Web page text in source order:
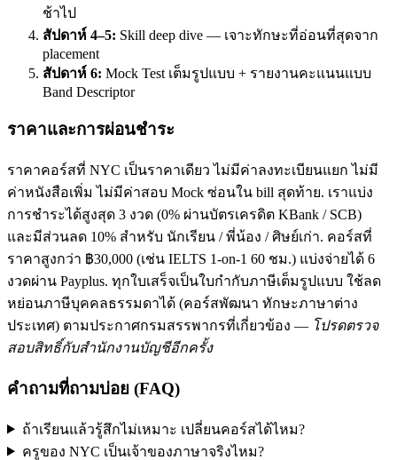
ช้าไป
สัปดาห์ 4–5: Skill deep dive — เจาะทักษะที่อ่อนที่สุดจาก
placement
สัปดาห์ 6: Mock Test เต็มรูปแบบ + รายงานคะแนนแบบ
Band Descriptor
ราคาและการผ่อนชำระ
ราคาคอร์สที่ NYC เป็นราคาเดียว ไม่มีค่าลงทะเบียนแยก ไม่มี
ค่าหนังสือเพิ่ม ไม่มีค่าสอบ Mock ซ่อนใน bill สุดท้าย. เราแบ่ง
การชำระได้สูงสุด 3 งวด (0% ผ่านบัตรเครดิต KBank / SCB)
และมีส่วนลด 10% สำหรับ นักเรียน / พี่น้อง / ศิษย์เก่า. คอร์สที่
ราคาสูงกว่า ฿30,000 (เช่น IELTS 1-on-1 60 ชม.) แบ่งจ่ายได้ 6
งวดผ่าน Payplus. ทุกใบเสร็จเป็นใบกำกับภาษีเต็มรูปแบบ ใช้ลด
หย่อนภาษีบุคคลธรรมดาได้ (คอร์สพัฒนา ทักษะภาษาต่าง
ประเทศ) ตามประกาศกรมสรรพากรที่เกี่ยวข้อง — โปรดตรวจ
สอบสิทธิ์กับสำนักงานบัญชีอีกครั้ง
คำถามที่ถามบ่อย (FAQ)
ถ้าเรียนแล้วรู้สึกไม่เหมาะ เปลี่ยนคอร์สได้ไหม?
ครูของ NYC เป็นเจ้าของภาษาจริงไหม?